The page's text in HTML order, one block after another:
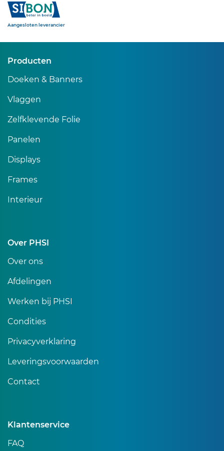
Sibon
Aangesloten leverancier
Producten
Doeken & Banners
Vlaggen
Zelfklevende Folie
Panelen
Displays
Frames
Interieur
Over PHSI
Over ons
Afdelingen
Werken bij PHSI
Condities
Privacyverklaring
Leveringsvoorwaarden
Contact
Klantenservice
FAQ